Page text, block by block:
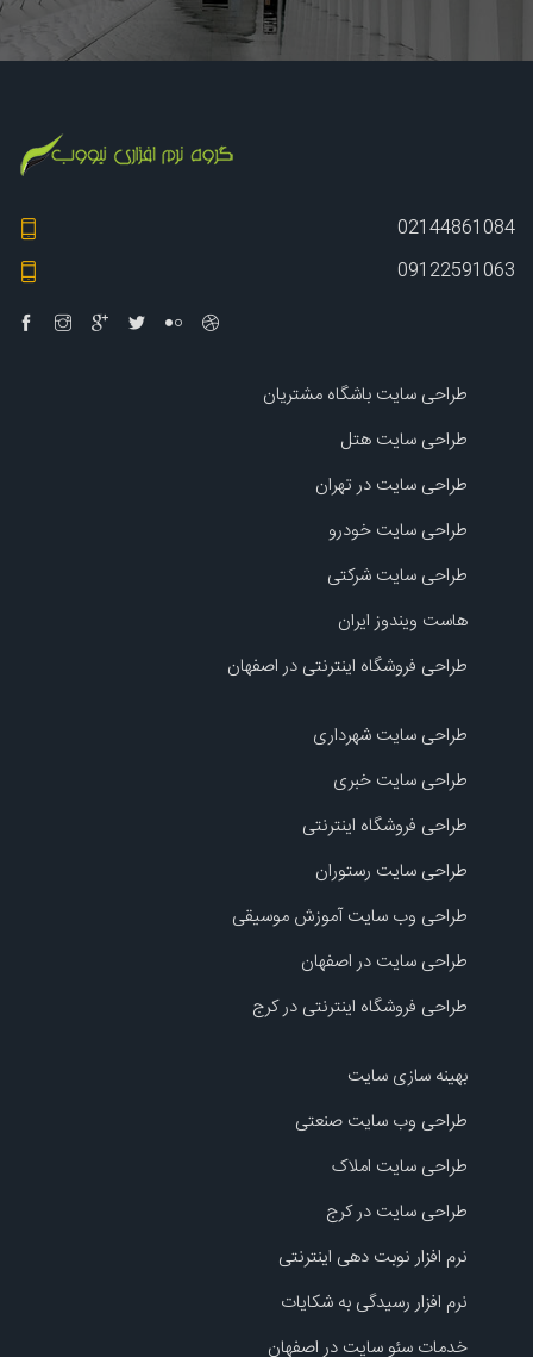
02144861084
09122591063
طراحی سایت باشگاه مشتریان
طراحی سایت هتل
طراحی سایت در تهران
طراحی سایت خودرو
طراحی سایت شرکتی
هاست ویندوز ایران
طراحی فروشگاه اینترنتی در اصفهان
طراحی سایت شهرداری
طراحی سایت خبری
طراحی فروشگاه اینترنتی
طراحی سایت رستوران
طراحی وب سایت آموزش موسیقی
طراحی سایت در اصفهان
طراحی فروشگاه اینترنتی در کرج
بهینه سازی سایت
طراحی وب سایت صنعتی
طراحی سایت املاک
طراحی سایت در کرج
نرم افزار نوبت دهی اینترنتی
نرم افزار رسیدگی به شکایات
خدمات سئو سایت در اصفهان